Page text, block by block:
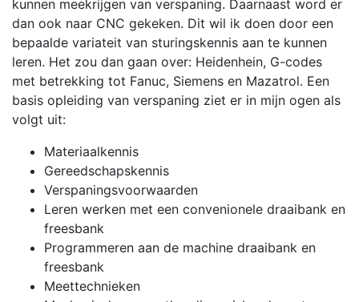
kunnen meekrijgen van verspaning. Daarnaast word er
dan ook naar CNC gekeken. Dit wil ik doen door een
bepaalde variateit van sturingskennis aan te kunnen
leren. Het zou dan gaan over: Heidenhein, G-codes
met betrekking tot Fanuc, Siemens en Mazatrol. Een
basis opleiding van verspaning ziet er in mijn ogen als
volgt uit:
Materiaalkennis
Gereedschapskennis
Verspaningsvoorwaarden
Leren werken met een convenionele draaibank en
freesbank
Programmeren aan de machine draaibank en
freesbank
Meettechnieken